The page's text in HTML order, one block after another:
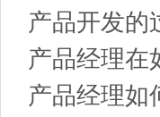
产品开发的
产品经理在
产品经理如